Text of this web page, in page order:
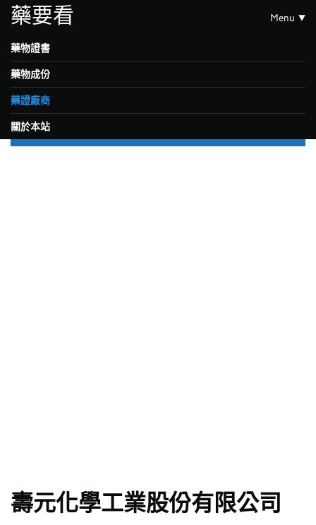
藥要看 Menu
藥物證書
藥物成份
藥證廠商
關於本站
壽元化學工業股份有限公司